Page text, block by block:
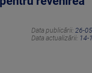
Data publicării: 26-
Data actualizării: 14-